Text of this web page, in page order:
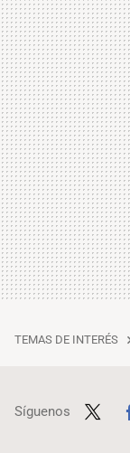
TEMAS DE INTERÉS
Síguenos